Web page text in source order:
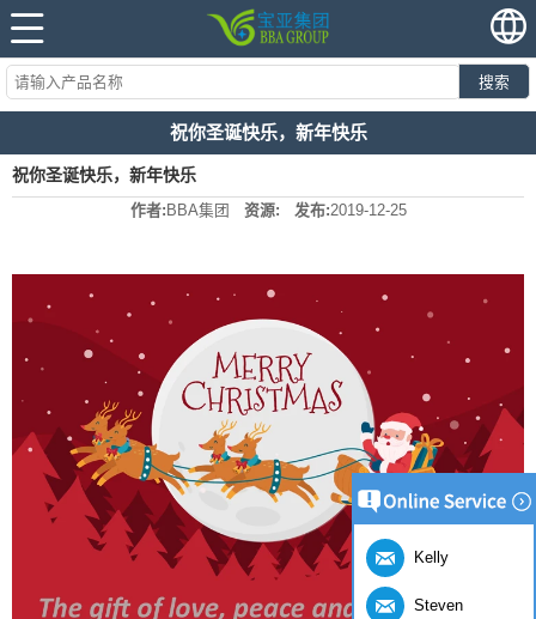
搜索
祝你圣诞快乐，新年快乐
祝你圣诞快乐，新年快乐
作者: BBA集团 资源: 发布:2019-12-25
Kelly
Steven